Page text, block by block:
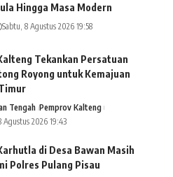
Hingga Masa Modern
Sabtu, 8 Agustus 2026 19:58
Tekankan Persatuan
Royong untuk Kemajuan
Tengah Pemprov Kalteng
Agustus 2026 19:43
di Desa Bawan Masih
Polres Pulang Pisau